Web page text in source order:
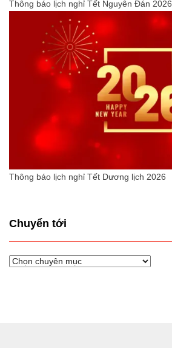
Thông báo lịch nghỉ Tết Nguyên Đán 2026
Thông báo lịch nghỉ Tết Dương lịch 2026
Chuyển tới
Chuyển